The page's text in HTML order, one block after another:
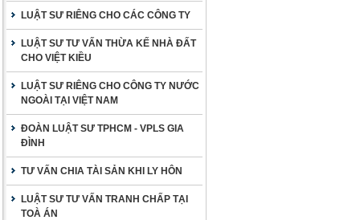
LUẬT SƯ RIÊNG CHO CÁC CÔNG TY
LUẬT SƯ TƯ VẤN THỪA KẾ NHÀ ĐẤT
CHO VIỆT KIỀU
LUẬT SƯ RIÊNG CHO CÔNG TY NƯỚC
NGOÀI TẠI VIỆT NAM
ĐOÀN LUẬT SƯ TPHCM - VPLS GIA
ĐÌNH
TƯ VẤN CHIA TÀI SẢN KHI LY HÔN
LUẬT SƯ TƯ VẤN TRANH CHẤP TẠI
TOÀ ÁN